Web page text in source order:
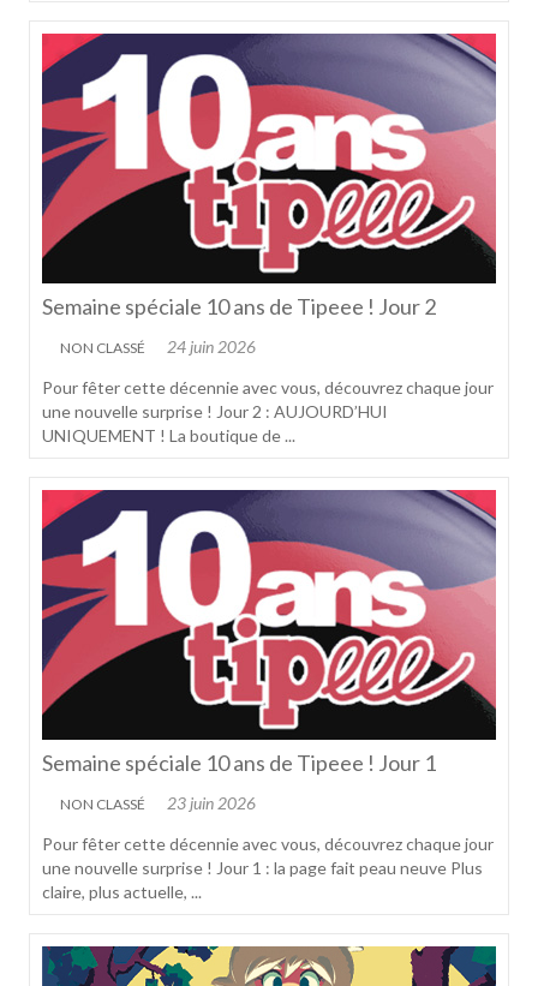
Semaine spéciale 10 ans de Tipeee ! Jour 2
NON CLASSÉ
24 juin 2026
Pour fêter cette décennie avec vous, découvrez chaque jour
une nouvelle surprise ! Jour 2 : AUJOURD’HUI
UNIQUEMENT ! La boutique de ...
Semaine spéciale 10 ans de Tipeee ! Jour 1
NON CLASSÉ
23 juin 2026
Pour fêter cette décennie avec vous, découvrez chaque jour
une nouvelle surprise ! Jour 1 : la page fait peau neuve Plus
claire, plus actuelle, ...